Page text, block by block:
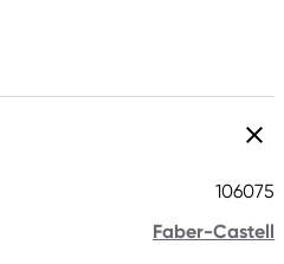
106075
Faber-Castell